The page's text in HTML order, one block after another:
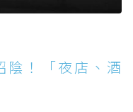
陰！「夜店、酒